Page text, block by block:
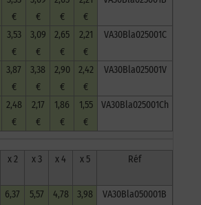
€
€
€
€
3,53
€
3,09
€
2,65
€
2,21
€
VA30Bla025001C
3,87
€
3,38
€
2,90
€
2,42
€
VA30Bla025001V
2,48
€
2,17
€
1,86
€
1,55
€
VA30Bla025001Ch
x 2 x 3 x 4 x 5 Réf
6,37
5,57
4,78
3,98
VA30Bla050001B